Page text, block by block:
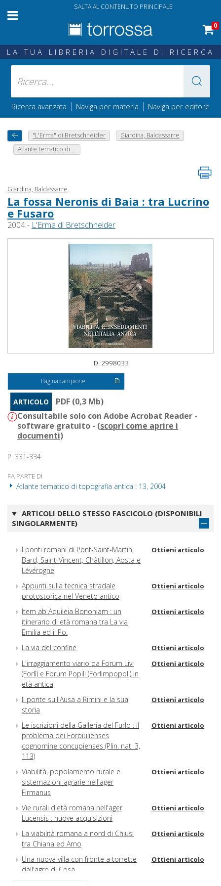
SALTA AL CONTENUTO PRINCIPALE
0
LA TUA LIBRERIA DIGITALE DI RICERCA
Ricerca avanzata | Naviga per materia | Naviga per editore
"L'Erma" di Bretschneider
Giardina, Baldassarre
Atlante tematico di ...
Giardina, Baldassarre
La fossa Neronis di Baia : tra Lucrino
e Fusaro
2004 - L'Erma di Bretschneider
ID: 2998033
Pagina campione
ARTICOLO
PDF (0,3 Mb)
Consultabile solo con Adobe Acrobat Reader -
software gratuito - (scopri come aprire i
documenti)
P. 331-334
FA PARTE DI
Atlante tematico di topografia antica : 13, 2004
ARTICOLI DELLO STESSO FASCICOLO (DISPONIBILI
SINGOLARMENTE)
I ponti romani di Pont-Saint-Martin,
Bard, Saint-Vincent, Châtillon, Aosta e
Lévérogne
Ottieni articolo
Appunti sulla tecnica stradale
protostorica nel Veneto antico
Ottieni articolo
Item ab Aquileia Bononiam : un
itinerario di età romana tra La via
Emilia ed il Po.
Ottieni articolo
La via del confine Ottieni articolo
L'irraggiamento viario da Forum Livi
(Forlì) e Forum Popili (Forlimpopoli) in
età antica
Ottieni articolo
Il ponte sull'Ausa a Rimini e la sua
storia
Ottieni articolo
Le iscrizioni della Galleria del Furlo : il
problema dei Foroiulienses
cognomine concupienses (Plin. nat. 3,
113)
Ottieni articolo
Viabilità, popolamento rurale e
sistemazioni agrarie nell'ager
Firmanus
Ottieni articolo
Vie rurali d'età romana nell'ager
Lucensis : nuove acquisizioni
Ottieni articolo
La viabilità romana a nord di Chiusi
tra Chiana ed Arno
Ottieni articolo
Una nuova villa con fronte a torrette
dall'agro di Cosa
Ottieni articolo